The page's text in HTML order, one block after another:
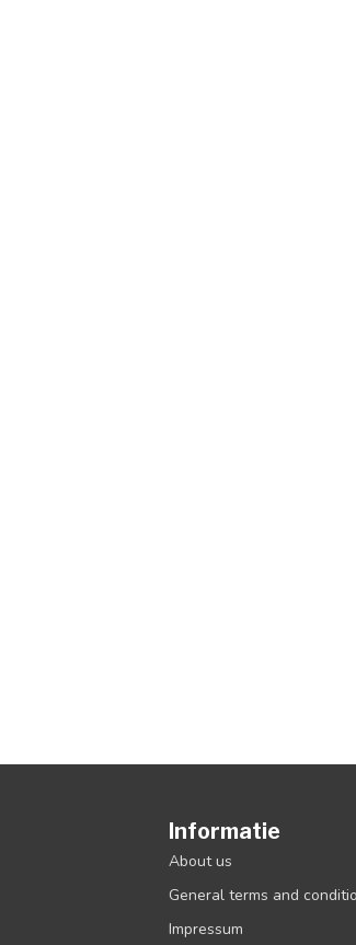
Informatie
About us
General terms and
Impressum